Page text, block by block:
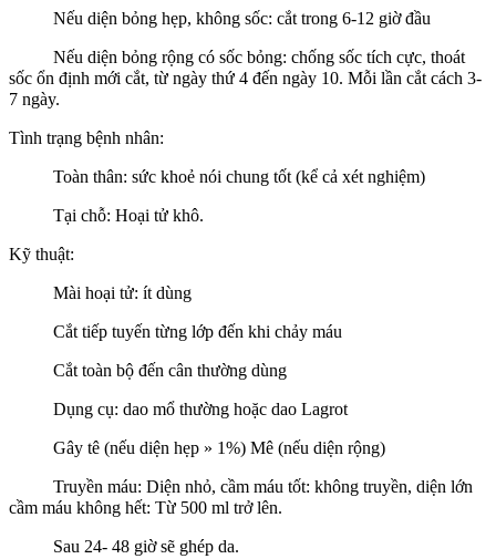
Nếu diện bỏng hẹp, không sốc: cắt trong 6-12 giờ đầu
Nếu diện bỏng rộng có sốc bỏng: chống sốc tích cực, thoát
sốc ổn định mới cắt, từ ngày thứ 4 đến ngày 10. Mỗi lần cắt cách 3-
7 ngày.
Tình trạng bệnh nhân:
Toàn thân: sức khoẻ nói chung tốt (kể cả xét nghiệm)
Tại chỗ: Hoại tử khô.
Kỹ thuật:
Mài hoại tử: ít dùng
Cắt tiếp tuyến từng lớp đến khi chảy máu
Cắt toàn bộ đến cân thường dùng
Dụng cụ: dao mổ thường hoặc dao Lagrot
Gây tê (nếu diện hẹp » 1%) Mê (nếu diện rộng)
Truyền máu: Diện nhỏ, cầm máu tốt: không truyền, diện lớn
cầm máu không hết: Từ 500 ml trở lên.
Sau 24- 48 giờ sẽ ghép da.